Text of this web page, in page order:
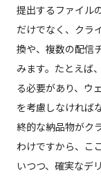
提出するファイル
だけでなく、クラ
換や、複数の配信
みます。たとえば
る必要があり、ウ
を考慮しなければ
終的な納品物がク
わけですから、こ
いつつ、確実なデ